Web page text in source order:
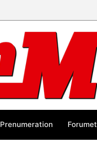
Prenumeration Forumet